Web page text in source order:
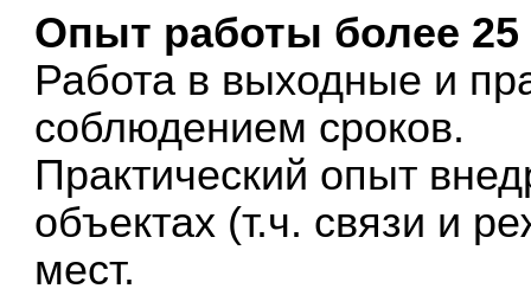
Опыт работы более 25
Работа в выходные и
соблюдением сроков.
Практический опыт
объектах (т.ч. связи и
мест.